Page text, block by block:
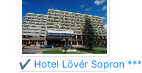
✔️ Hotel Lövér Sopron ***